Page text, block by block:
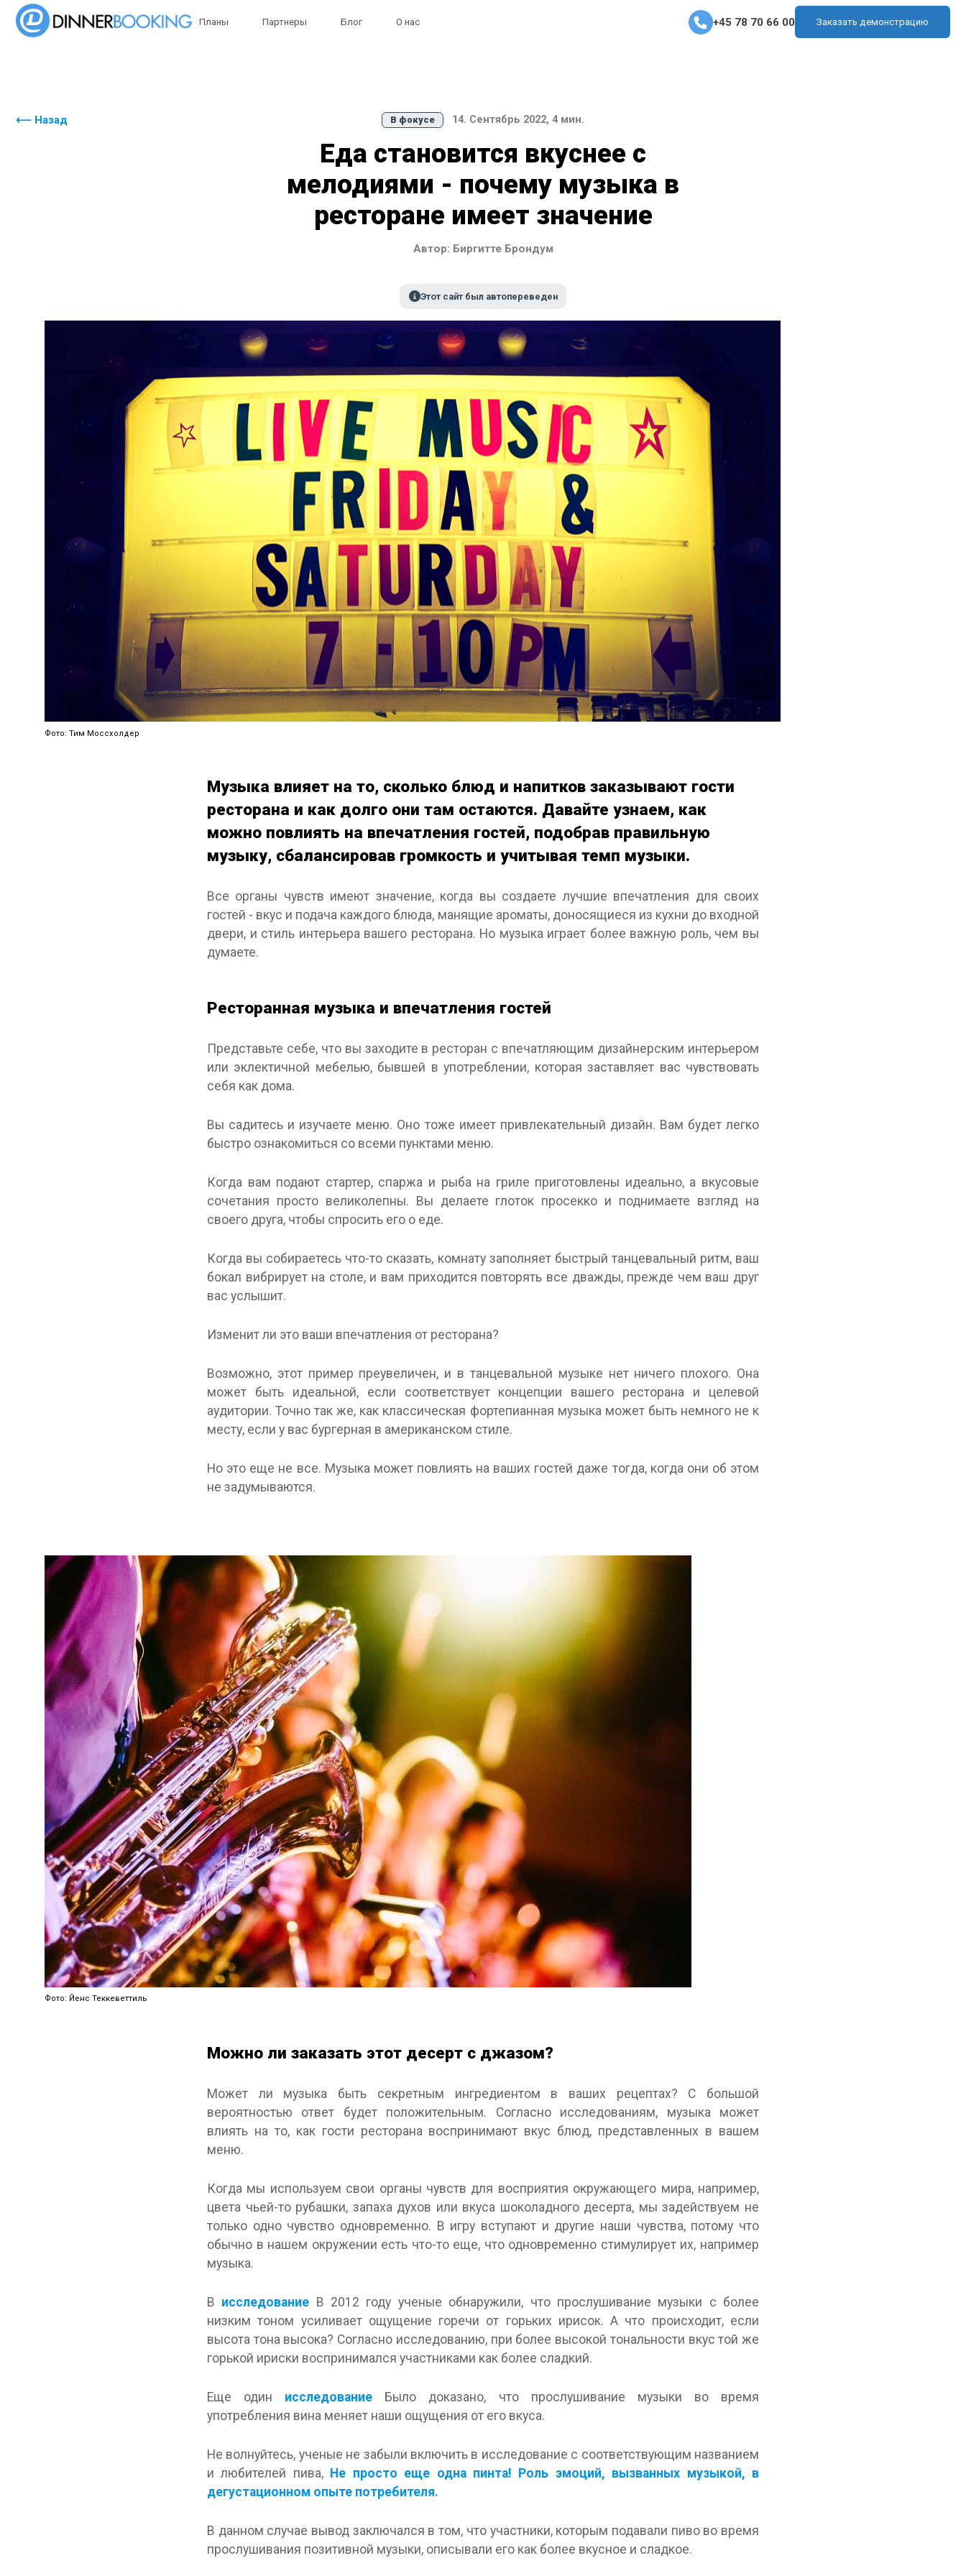
Планы Партнеры Блог О нас +45 78 70 66 00 Заказать демонстрацию
⟵ Назад В фокусе 14. Сентябрь 2022, 4 мин.
Еда становится вкуснее с
мелодиями - почему музыка в
ресторане имеет значение
Автор: Биргитте Брондум
Этот сайт был автопереведен
Фото: Тим Моссхолдер
Музыка влияет на то, сколько блюд и напитков заказывают гости
ресторана и как долго они там остаются. Давайте узнаем, как
можно повлиять на впечатления гостей, подобрав правильную
музыку, сбалансировав громкость и учитывая темп музыки.
Все органы чувств имеют значение, когда вы создаете лучшие впечатления для своих
гостей - вкус и подача каждого блюда, манящие ароматы, доносящиеся из кухни до входной
двери, и стиль интерьера вашего ресторана. Но музыка играет более важную роль, чем вы
думаете.
Ресторанная музыка и впечатления гостей
Представьте себе, что вы заходите в ресторан с впечатляющим дизайнерским интерьером
или эклектичной мебелью, бывшей в употреблении, которая заставляет вас чувствовать
себя как дома.
Вы садитесь и изучаете меню. Оно тоже имеет привлекательный дизайн. Вам будет легко
быстро ознакомиться со всеми пунктами меню.
Когда вам подают стартер, спаржа и рыба на гриле приготовлены идеально, а вкусовые
сочетания просто великолепны. Вы делаете глоток просекко и поднимаете взгляд на
своего друга, чтобы спросить его о еде.
Когда вы собираетесь что-то сказать, комнату заполняет быстрый танцевальный ритм, ваш
бокал вибрирует на столе, и вам приходится повторять все дважды, прежде чем ваш друг
вас услышит.
Изменит ли это ваши впечатления от ресторана?
Возможно, этот пример преувеличен, и в танцевальной музыке нет ничего плохого. Она
может быть идеальной, если соответствует концепции вашего ресторана и целевой
аудитории. Точно так же, как классическая фортепианная музыка может быть немного не к
месту, если у вас бургерная в американском стиле.
Но это еще не все. Музыка может повлиять на ваших гостей даже тогда, когда они об этом
не задумываются.
Фото: Йенс Теккеветтиль
Можно ли заказать этот десерт с джазом?
Может ли музыка быть секретным ингредиентом в ваших рецептах? С большой
вероятностью ответ будет положительным. Согласно исследованиям, музыка может
влиять на то, как гости ресторана воспринимают вкус блюд, представленных в вашем
меню.
Когда мы используем свои органы чувств для восприятия окружающего мира, например,
цвета чьей-то рубашки, запаха духов или вкуса шоколадного десерта, мы задействуем не
только одно чувство одновременно. В игру вступают и другие наши чувства, потому что
обычно в нашем окружении есть что-то еще, что одновременно стимулирует их, например
музыка.
В исследование В 2012 году ученые обнаружили, что прослушивание музыки с более
низким тоном усиливает ощущение горечи от горьких ирисок. А что происходит, если
высота тона высока? Согласно исследованию, при более высокой тональности вкус той же
горькой ириски воспринимался участниками как более сладкий.
Еще один исследование Было доказано, что прослушивание музыки во время
употребления вина меняет наши ощущения от его вкуса.
Не волнуйтесь, ученые не забыли включить в исследование с соответствующим названием
и любителей пива, Не просто еще одна пинта! Роль эмоций, вызванных музыкой, в
дегустационном опыте потребителя.
В данном случае вывод заключался в том, что участники, которым подавали пиво во время
прослушивания позитивной музыки, описывали его как более вкусное и сладкое.